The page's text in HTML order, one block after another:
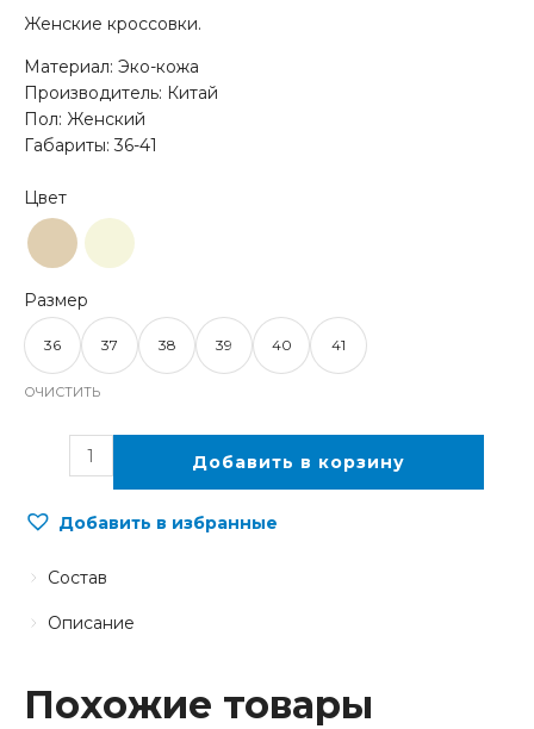
Женские кроссовки.
Материал: Эко-кожа
Производитель: Китай
Пол: Женский
Габариты: 36-41
36 37 38 39 40 41
ОЧИСТИТЬ
Добавить в корзину
Добавить в избранные
Описание
Состав
Похожие товары